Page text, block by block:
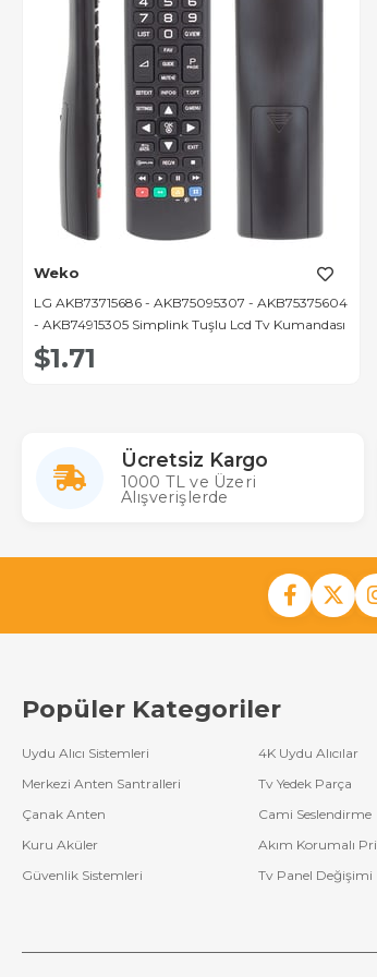
Weko
LG AKB73715686 - AKB75095307 - AKB75375604
- AKB74915305 Simplink Tuşlu Lcd Tv Kumandası
$1.71
Ücretsiz Kargo
1000 TL ve Üzeri
Alışverişlerde
Popüler Kategoriler
Uydu Alıcı Sistemleri 4K Uydu Alıcılar
Merkezi Anten Santralleri
Tv Yedek Parça
Çanak Anten
Cami Seslendirme
Kuru Aküler
Akım Korumalı
Güvenlik Sistemleri
Tv Panel Değişimi